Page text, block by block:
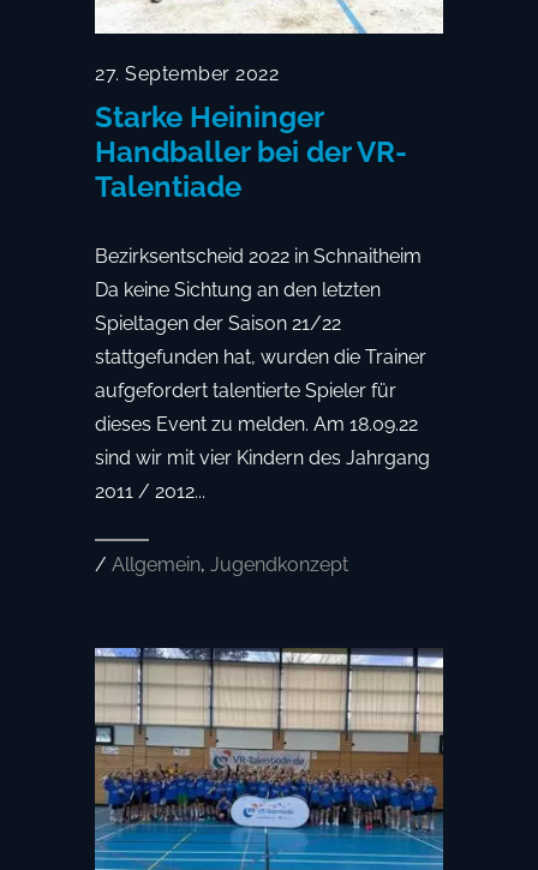
27. September 2022
Starke Heininger
Handballer bei der VR-
Talentiade
Bezirksentscheid 2022 in Schnaitheim
Da keine Sichtung an den letzten
Spieltagen der Saison 21/22
stattgefunden hat, wurden die Trainer
aufgefordert talentierte Spieler für
dieses Event zu melden. Am 18.09.22
sind wir mit vier Kindern des Jahrgang
2011 / 2012...
/ Allgemein, Jugendkonzept